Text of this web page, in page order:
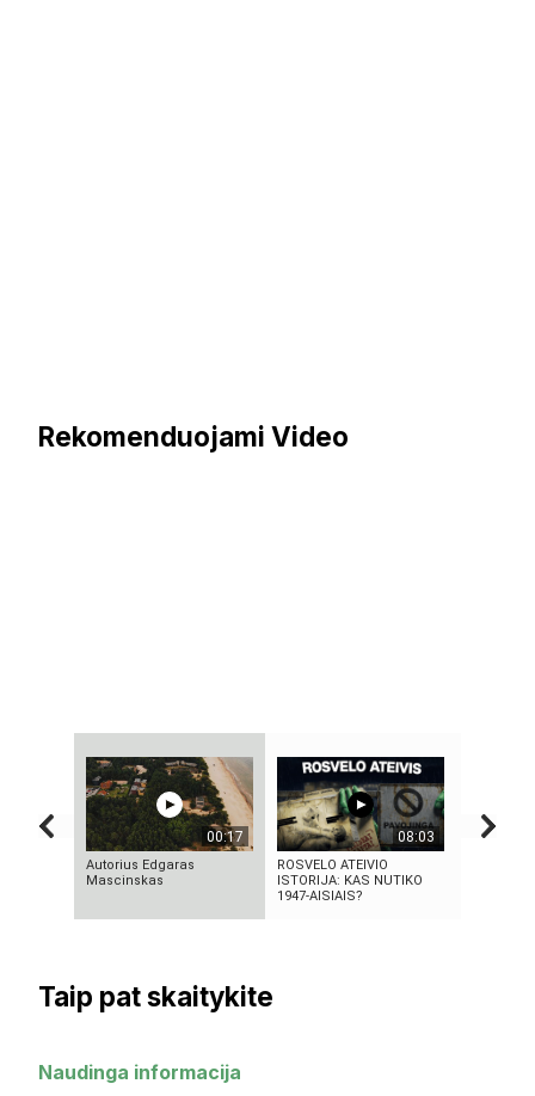
Rekomenduojami Video
00:17
Autorius Edgaras
Mascinskas
08:03
ROSVELO ATEIVIO
ISTORIJA: KAS NUTIKO
1947-AISIAIS?
Taip pat skaitykite
Naudinga informacija